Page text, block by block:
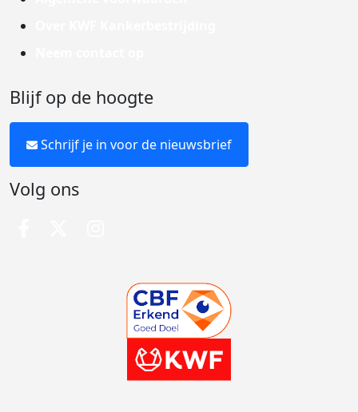
Blijf op de hoogte
Schrijf je in voor de nieuwsbrief
Volg ons